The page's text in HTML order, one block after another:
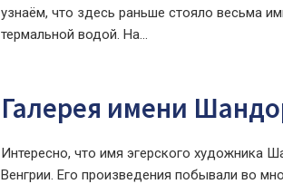
узнаём, что здесь раньше стояло весьма
термальной водой. На...
Галерея имени
Интересно, что имя эгерского художника
Венгрии. Его произведения побывали во